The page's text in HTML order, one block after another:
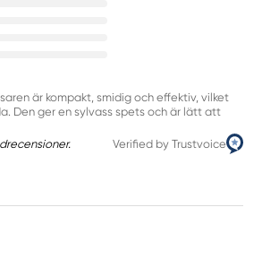
är kompakt, smidig och effektiv, vilket
Den ger en sylvass spets och är lätt att
Verified by Trustvoice